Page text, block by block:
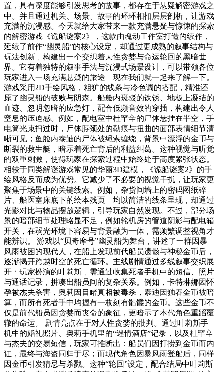
置，具有深度能够引发思考的故事，都存在于悬疑解密游戏之
中。并且通过机关、场景、故事的环环相扣层层剖析，让游戏
充满的沉浸感。今天就给大家带来一款充满悬疑与惊悚的探索
的解密游戏《诡船谜案2》，这款由魂动工作室打造的续作，
延续了前作“幽灵船”的核心设定，却通过更成熟的叙事结构与
玩法创新，构建出一个交织着人性贪婪与命运轮回的黑暗世
界。它有着独特的叙事手法与沉浸式场景设计，可以带领各位
玩家进入一场充满悬疑的旅途，现在我们就一起来了解一下。
游戏采用2D手绘风格，粗犷的线条与冷色调的搭配，精准还
原了幽灵船的破败与阴森。船舱内斑驳的铁锈、地板上凝结的
血迹、忽明忽暗的应急灯，配合低频音效的穿插，构建出令人
窒息的压迫感。例如，配电室中杜罕辛的尸体悬挂在半空，手
电筒光束扫过时，尸体脖颈处的勒痕与扭曲的面部表情细节清
晰可见；鱼舱内泰迪的尸体被绳索缠绕，背景中漂浮的金币与
断裂的救生艇，暗示着死亡背后的利益纠葛。这种视觉与听觉
的双重刺激，使得玩家在探索过程中始终处于高度紧张状态。
相较于同类解谜游戏常见的华丽3D建模，《诡船谜案2》的手
绘风格反而成为优势。它减少了不必要的视觉干扰，让玩家更
聚焦于场景中的关键线索。例如，杂货间墙上的密码图纸碎
片、船医室床底下的绘本残页，均以简洁的线条呈现，却通过
光影对比与物品摆放逻辑，引导玩家自然发现。不过，部分场
景的暗部细节处理略显不足，例如轮机房的管道阴影与配电箱
开关，在弱光环境下容易与背景融为一体，需频繁调整视角才
能辨识。 游戏以“贝奇摩号”幽灵船为舞台，讲述了一群因暴
风雨被困的现代人，在船上发现前代船员遗骸与神秘金币后，
逐渐揭开跨越时空的死亡循环。主线剧情通过多线叙事交织展
开：玩家扮演的叶莉斯，需通过收集死者手机中的短信、照片
与通话记录，拼凑出船员间的复杂关系。例如，卡特琳娜因怀
孕被杰夫杀害，奥莉因目睹真相被毒杀，泰迪因独吞金币被暗
算，而所有死者手中均握有一枚刻有骷髅的金币。这些金币不
仅是前代船员因贪婪而丧命的象征，更暗示了本代角色重蹈覆
辙的命运。 剧情亮点在于对人性贪婪的批判。通过叶莉斯手
机中的婚礼照片、奥莉手机里的“迷情酒店”记录，以及杜罕辛
与杰夫的交易短信，玩家可推断出：船员们因打捞到金币而内
讧，最终与海盗同归于尽；而现代角色因暴风雨登船后，同样
因金币引发猜忌与杀戮。这种“轮回”设定，配合结局中叶莉斯